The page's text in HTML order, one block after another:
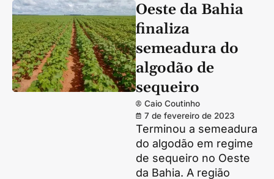
Oeste da Bahia
finaliza
semeadura do
algodão de
sequeiro
Caio Coutinho
7 de fevereiro de 2023
Terminou a semeadura
do algodão em regime
de sequeiro no Oeste
da Bahia. A região